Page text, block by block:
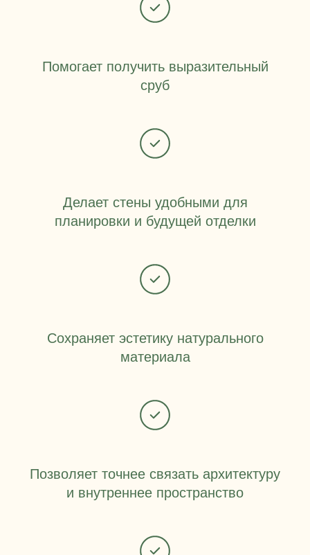
Помогает получить выразительный
сруб
Делает стены удобными для
планировки и будущей отделки
Сохраняет эстетику натурального
материала
Позволяет точнее связать архитектуру
и внутреннее пространство